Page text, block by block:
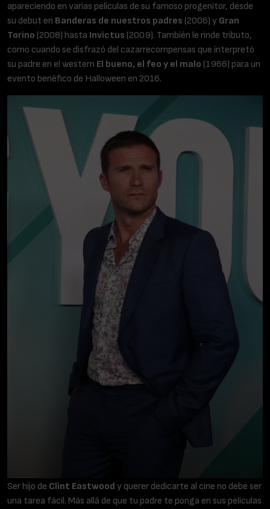
apareciendo en varias películas de su famoso progenitor, desde
su debut en Banderas de nuestros padres (2006) y Gran
Torino (2008) hasta Invictus (2009). También le rinde tributo,
como cuando se disfrazó del cazarrecompensas que interpretó
su padre en el western El bueno, el feo y el malo (1966) para un
evento benéfico de Halloween en 2016.
Ser hijo de Clint Eastwood y querer dedicarte al cine no debe ser
una tarea fácil. Más allá de que tu padre te ponga en sus películas